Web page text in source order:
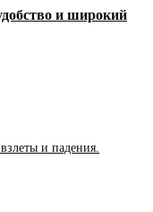
и широкий
и падения.